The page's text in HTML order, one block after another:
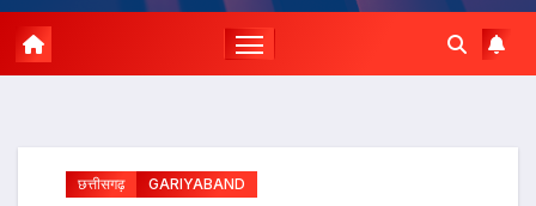
छत्तीसगढ़ GARIYABAND